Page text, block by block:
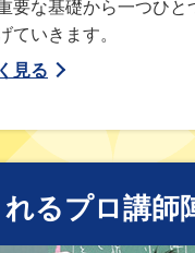
要な基礎から一つひ
ていきます。
見る
るプロ講師